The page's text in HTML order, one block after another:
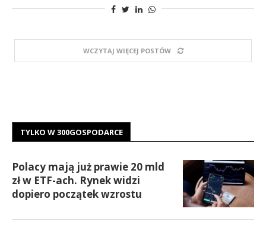
WCZYTAJ WIĘCEJ POSTÓW
TYLKO W 300GOSPODARCE
Polacy mają już prawie 20 mld
zł w ETF-ach. Rynek widzi
dopiero początek wzrostu